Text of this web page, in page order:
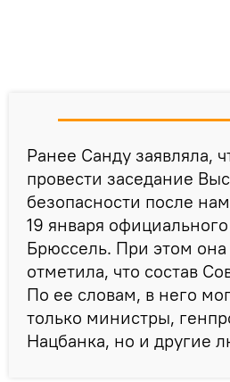
Ранее Санду заявляла,
провести заседание
безопасности после
19 января
Брюссель. При этом
отметила, что состав
По ее словам, в него
только министры,
Нацбанка, но и другие